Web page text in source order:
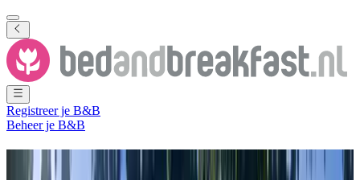
Registreer je B&B
Beheer je B&B
Bed and Breakfast Amsterdam